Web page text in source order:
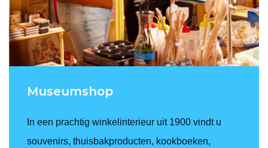
Museumshop
In een prachtig winkelinterieur uit 1900 vindt u
souvenirs, thuisbakproducten, kookboeken,